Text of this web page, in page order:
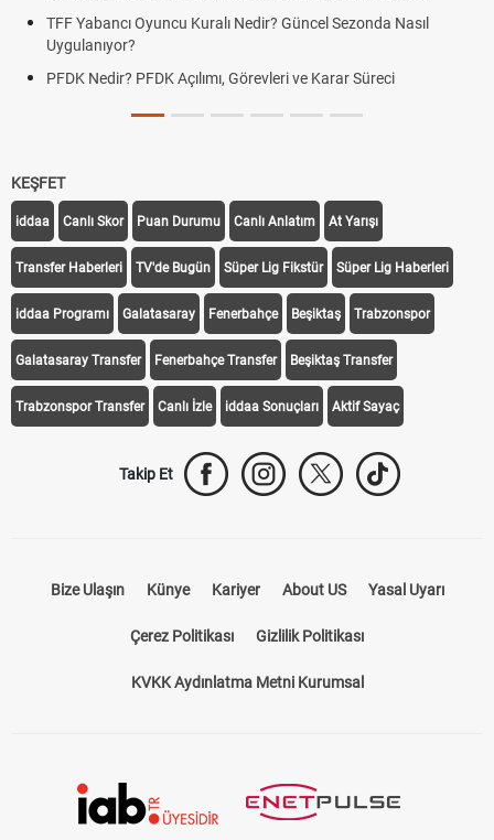
TFF Yabancı Oyuncu Kuralı Nedir? Güncel Sezonda Nasıl
Uygulanıyor?
PFDK Nedir? PFDK Açılımı, Görevleri ve Karar Süreci
KEŞFET
iddaa Canlı Skor Puan Durumu Canlı Anlatım At Yarışı
Transfer Haberleri TV'de Bugün Süper Lig Fikstür Süper Lig Haberleri
iddaa Programı Galatasaray Fenerbahçe Beşiktaş Trabzonspor
Galatasaray Transfer Fenerbahçe Transfer Beşiktaş Transfer
Trabzonspor Transfer Canlı İzle iddaa Sonuçları Aktif Sayaç
Takip Et
Bize Ulaşın Künye Kariyer About US Yasal Uyarı
Çerez Politikası Gizlilik Politikası
KVKK Aydınlatma Metni Kurumsal